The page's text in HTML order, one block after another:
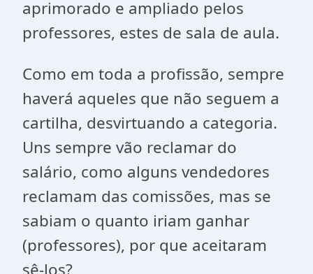
aprimorado e ampliado pelos
professores, estes de sala de aula.
Como em toda a profissão, sempre
haverá aqueles que não seguem a
cartilha, desvirtuando a categoria.
Uns sempre vão reclamar do
salário, como alguns vendedores
reclamam das comissões, mas se
sabiam o quanto iriam ganhar
(professores), por que aceitaram
sê-los?